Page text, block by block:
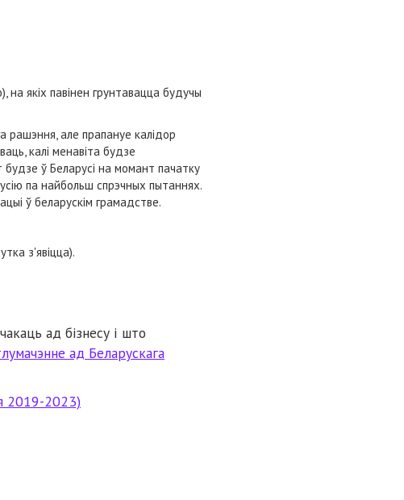
якіх павінен грунтавацца будучы
але прапануе калідор
калі менавіта будзе
будзе ў Беларусі на момант пачатку
па найбольш спрэчных пытаннях.
ў беларускім грамадстве.
з'явіцца).
ад бізнесу і што
ад Беларускага
2019-2023)